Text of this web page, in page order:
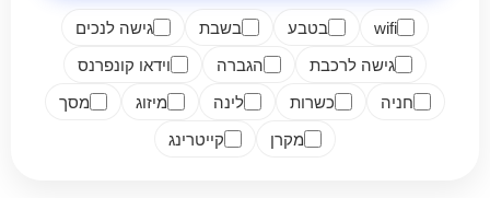
wifi בטבע בשבת
גישה לנכים
גישה לרכבת
הגברה
וידאו קונפרנס
חניה
כשרות לינה מיזוג
מסך
מקרן
קייטרינג